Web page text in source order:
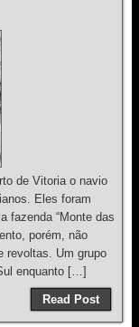
de Vitoria o navio
Eles foram
fazenda “Monte das
porém, não
revoltas. Um grupo
enquanto […]
Read Post